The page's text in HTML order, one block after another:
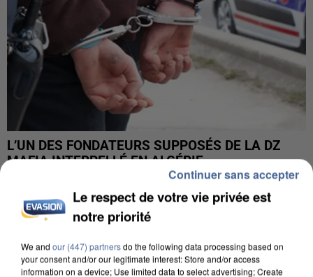
L’UN DES FONDATEURS SUPPOSÉS DE LA DZ
MAFIA INTERPELLÉ EN ALGÉRIE
Le respect de votre vie privée est
notre priorité
We and our (447) partnersdo the following data processing based on
your consent and/or our legitimate interest: Store and/or access
information on a device; Use limited data to select advertising; Create
Continuer sans accepter